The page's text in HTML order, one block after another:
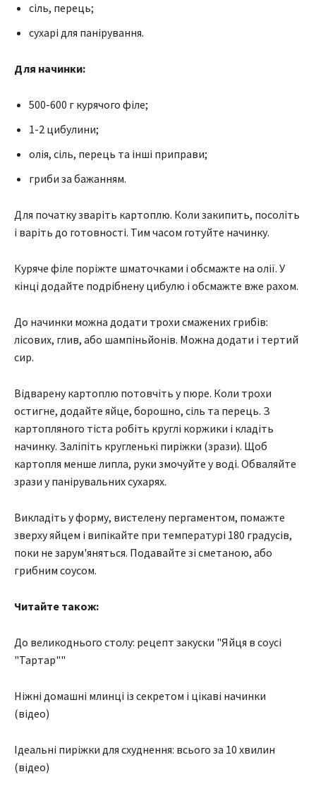
сіль, перець;
сухарі для панірування.
Для начинки:
500-600 г курячого філе;
1-2 цибулини;
олія, сіль, перець та інші приправи;
гриби за бажанням.
Для початку зваріть картоплю. Коли закипить, посоліть
і варіть до готовності. Тим часом готуйте начинку.
Куряче філе поріжте шматочками і обсмажте на олії. У
кінці додайте подрібнену цибулю і обсмажте вже рахом.
До начинки можна додати трохи смажених грибів:
лісових, глив, або шампіньйонів. Можна додати і тертий
сир.
Відварену картоплю потовчіть у пюре. Коли трохи
остигне, додайте яйце, борошно, сіль та перець. З
картопляного тіста робіть круглі коржики і кладіть
начинку. Заліпіть кругленькі пиріжки (зрази). Щоб
картопля менше липла, руки змочуйте у воді. Обваляйте
зрази у панірувальних сухарях.
Викладіть у форму, вистелену пергаментом, помажте
зверху яйцем і випікайте при температурі 180 градусів,
поки не зарум'яняться. Подавайте зі сметаною, або
грибним соусом.
Читайте також:
До великоднього столу: рецепт закуски "Яйця в соусі
"Тартар""
Ніжні домашні млинці із секретом і цікаві начинки
(відео)
Ідеальні пиріжки для схуднення: всього за 10 хвилин
(відео)